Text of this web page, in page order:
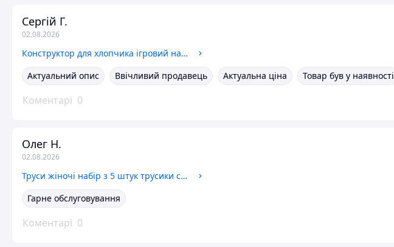
Сергій Г.
02.08.2026
Конструктор для хлопчика ігровий набір динозаври іграшки з шурупокрутом і викруткою цікаві розвивальні іграшки на подарунок
Актуальний опис
Ввічливий продавець Актуальна ціна Товар був у наявності
Коментарі 0
Олег Н.
02.08.2026
Труси жіночі набір з 5 штук трусики стрінги однотонні бавовняні в рубчик комплект нижньої білизни для жінок дівчат Різнокольорові
Гарне обслуговування
Коментарі 0